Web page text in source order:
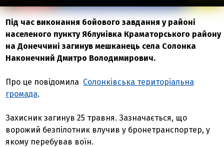
Під час виконання бойового завдання у районі
населеного пункту Яблунівка Краматорського району
на Донеччині загинув мешканець села Солонка
Наконечний Дмитро Володимирович.
Про це повідомила Солонківська територіальна
громада.
Захисник загинув 25 травня. Зазначається, що
ворожий безпілотник влучив у бронетранспортер, у
якому перебував воїн.